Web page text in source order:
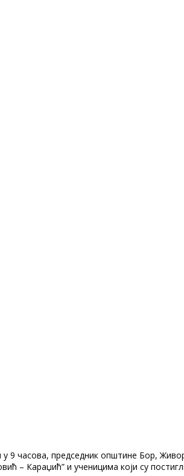
9 часова, председник општине Бор,
– Караџић” и ученицима који су